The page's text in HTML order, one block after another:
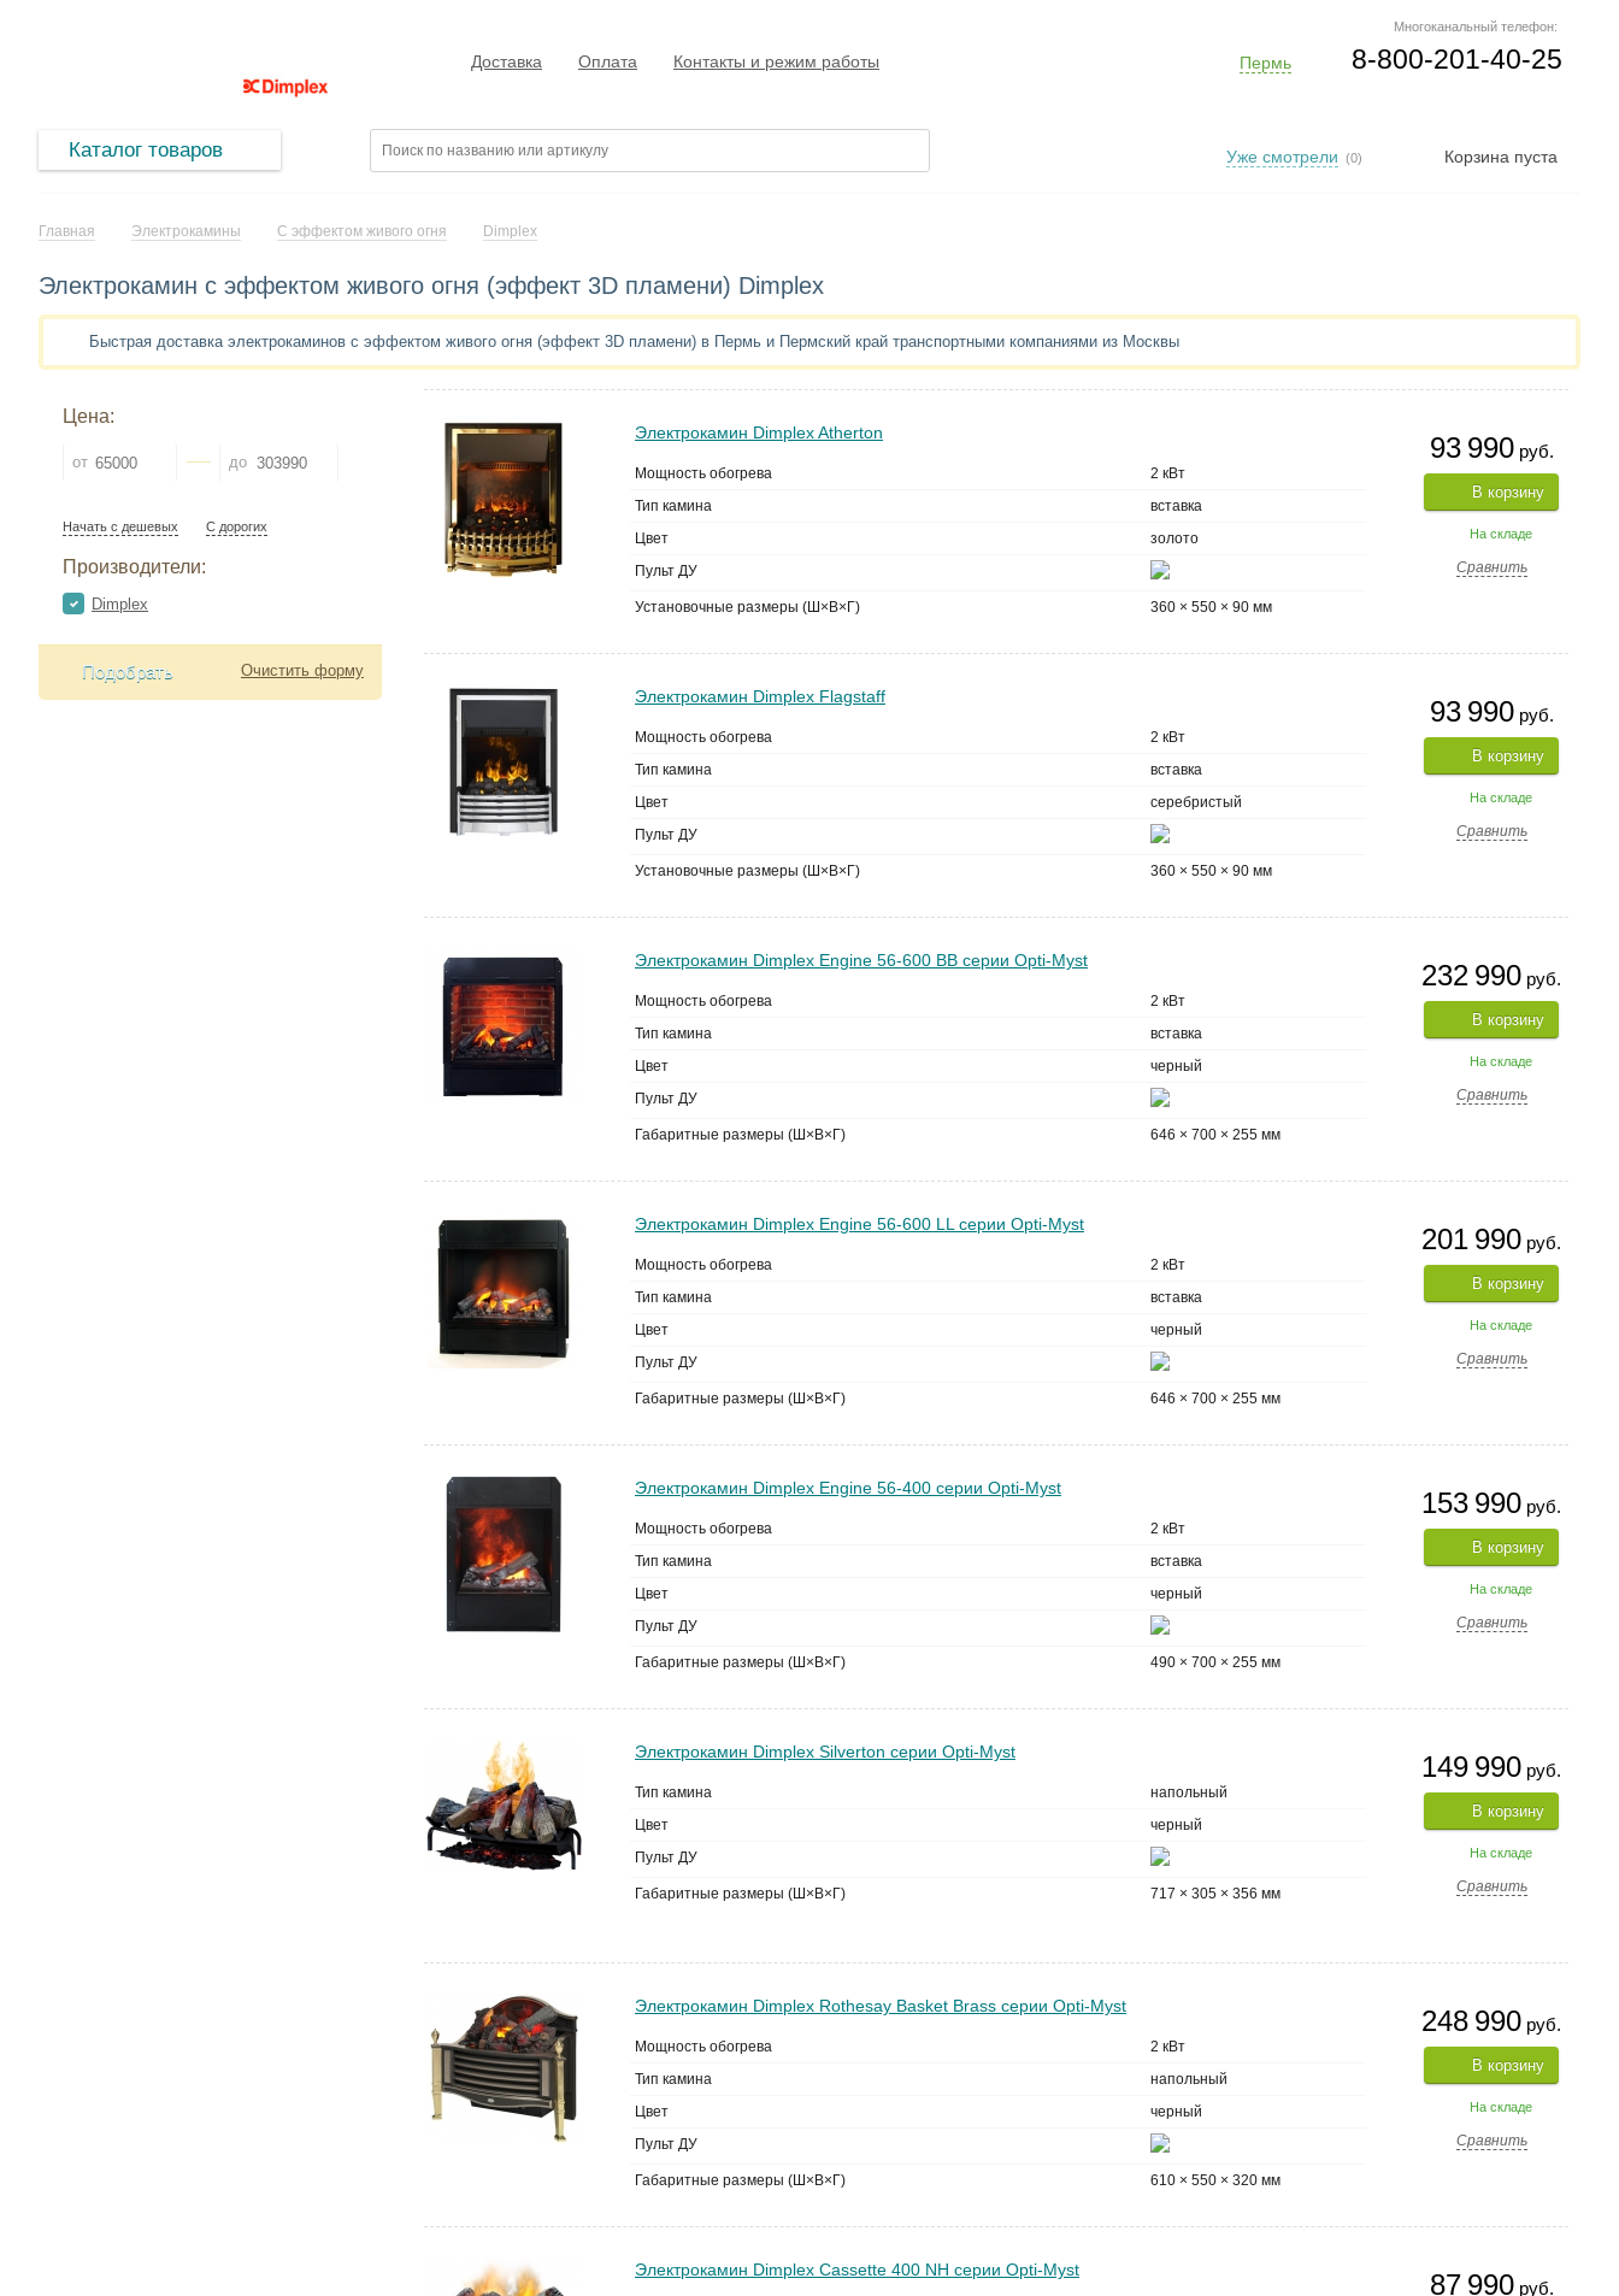
Многоканальный телефон:
8-800-201-40-25
Пермь
Доставка Оплата Контакты и режим работы
Каталог товаров Корзина пуста
Уже смотрели (0)
Главная Электрокамины С эффектом живого огня Dimplex
Электрокамин с эффектом живого огня (эффект 3D пламени) Dimplex
Быстрая доставка электрокаминов с эффектом живого огня (эффект 3D пламени) в Пермь и Пермский край транспортными компаниями из Москвы
Цена:
от до
Начать с дешевых С дорогих
Производители:
Dimplex
Очистить форму
Подобрать
93 990руб.
В корзину
На складе
Сравнить
Электрокамин Dimplex Atherton
Мощность обогрева
2 кВт
Тип камина
вставка
Цвет
золото
Пульт ДУ
Установочные размеры (Ш×В×Г) 360 × 550 × 90 мм
93 990руб.
В корзину
На складе
Сравнить
Электрокамин Dimplex Flagstaff
Мощность обогрева
2 кВт
Тип камина
вставка
Цвет
серебристый
Пульт ДУ
Установочные размеры (Ш×В×Г) 360 × 550 × 90 мм
232 990 руб.
В корзину
На складе
Сравнить
Электрокамин Dimplex Engine 56-600 BB серии Opti-Myst
Мощность обогрева
2 кВт
Тип камина
вставка
Цвет
черный
Пульт ДУ
Габаритные размеры (Ш×В×Г) 646 × 700 × 255 мм
201 990 руб.
В корзину
На складе
Сравнить
Электрокамин Dimplex Engine 56-600 LL серии Opti-Myst
Мощность обогрева
2 кВт
Тип камина
вставка
Цвет
черный
Пульт ДУ
Габаритные размеры (Ш×В×Г) 646 × 700 × 255 мм
153 990 руб.
В корзину
На складе
Сравнить
Электрокамин Dimplex Engine 56-400 серии Opti-Myst
Мощность обогрева
2 кВт
Тип камина
вставка
Цвет
черный
Пульт ДУ
Габаритные размеры (Ш×В×Г) 490 × 700 × 255 мм
149 990 руб.
В корзину
На складе
Сравнить
Электрокамин Dimplex Silverton серии Opti-Myst
Тип камина
напольный
Цвет
черный
Пульт ДУ
Габаритные размеры (Ш×В×Г) 717 × 305 × 356 мм
248 990 руб.
В корзину
На складе
Сравнить
Электрокамин Dimplex Rothesay Basket Brass серии Opti-Myst
Мощность обогрева
2 кВт
Тип камина
напольный
Цвет
черный
Пульт ДУ
Габаритные размеры (Ш×В×Г) 610 × 550 × 320 мм
87 990руб.
Электрокамин Dimplex Cassette 400 NH серии Opti-Myst